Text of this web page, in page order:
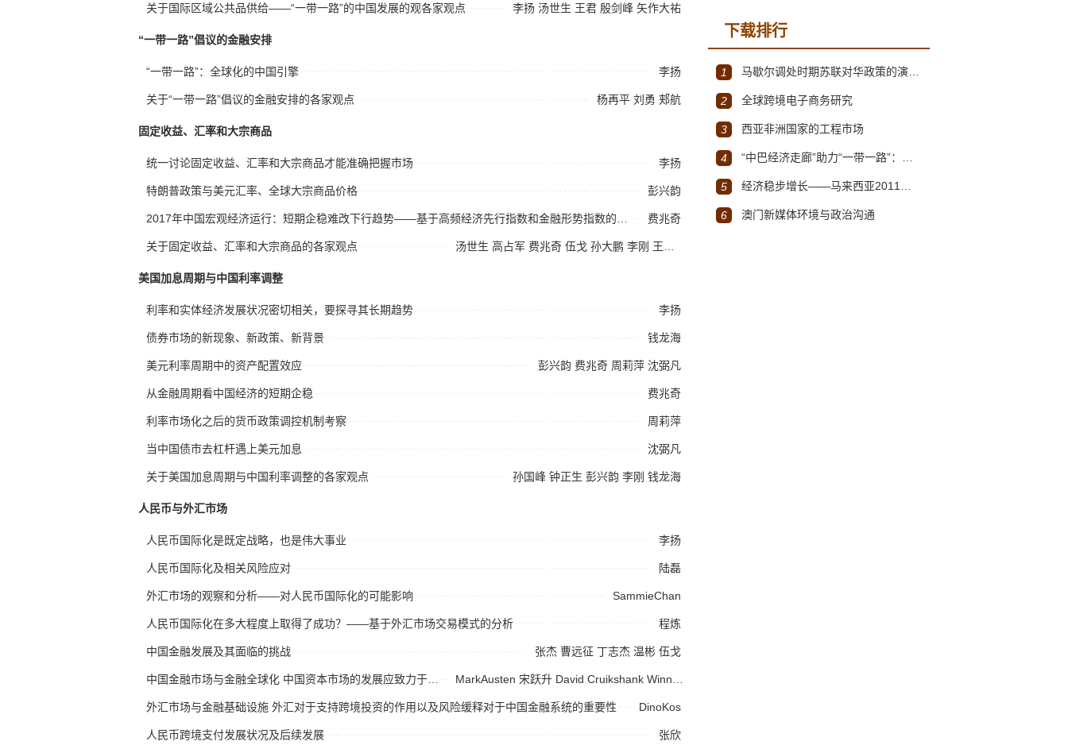
李扬 汤世生 王君 殷剑峰矢作大祐
关于国际区域公共品供给——“一带一路”的中国发展的观各家观点
“一带一路”倡议的金融安排
李扬
“一带一路”：全球化的中国引擎
杨再平刘勇郏航
关于“一带一路”倡议的金融安排的各家观点
固定收益、汇率和大宗商品
李扬
统一讨论固定收益、汇率和大宗商品才能准确把握市场
彭兴韵
特朗普政策与美元汇率、全球大宗商品价格
费兆奇
汤世生高占军 费兆奇伍戈孙大鹏李刚 王雪
关于固定收益、汇率和大宗商品的各家观点
美国加息周期与中国利率调整
李扬
利率和实体经济发展状况密切相关，要探寻其长期趋势
钱龙海
债券市场的新现象、新政策、新背景
彭兴韵 费兆奇 周莉萍沈弼凡
美元利率周期中的资产配置效应
费兆奇
从金融周期看中国经济的短期企稳
周莉萍
利率市场化之后的货币政策调控机制考察
沈弼凡
当中国债市去杠杆遇上美元加息
孙国峰钟正生彭兴韵李刚钱龙海
关于美国加息周期与中国利率调整的各家观点
人民币与外汇市场
李扬
人民币国际化是既定战略，也是伟大事业
陆磊
人民币国际化及相关风险应对
SammieChan
外汇市场的观察和分析——对人民币国际化的可能影响
程炼
人民币国际化在多大程度上取得了成功？——基于外汇市场交易模式的分析
张杰 曹远征丁志杰温彬伍戈
中国金融发展及其面临的挑战
MarkAusten 宋跃升 David CruikshankWinnie Pun
DinoKos
外汇市场与金融基础设施 外汇对于支持跨境投资的作用以及风险缓释对于中国金融系统的重要性
张欣
人民币跨境支付发展状况及后续发展
下载排行
1 马歇尔调处时期苏联对华政策的演变（1945年12月～1947年1月）
2 全球跨境电子商务研究
3 西亚非洲国家的工程市场
4 “中巴经济走廊”助力“一带一路”：机遇与挑战
5 经济稳步增长——马来西亚2011～2012年经济发展回顾与展望
6 澳门新媒体环境与政治沟通